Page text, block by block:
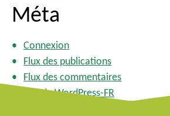
Méta
Connexion
Flux des publications
Flux des commentaires
Site de WordPress-FR